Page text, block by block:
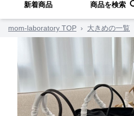
新着商品 商品を検索
mom-laboratory TOP › 大きめの一覧